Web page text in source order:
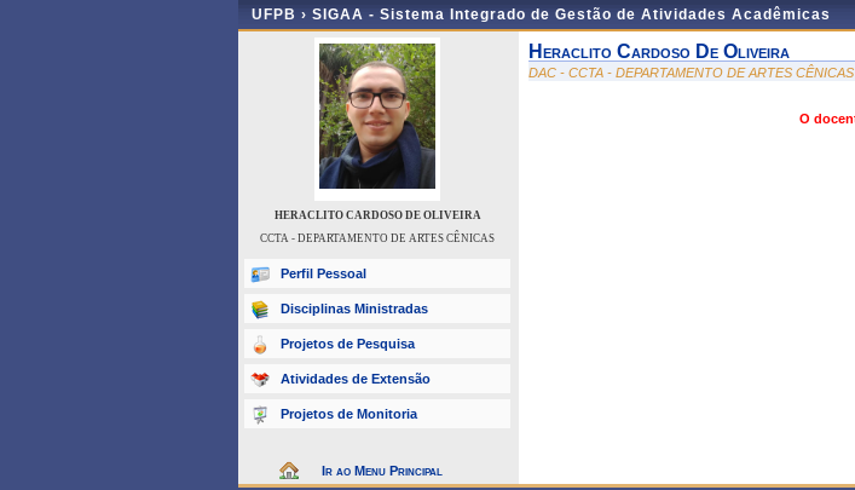
UFPB › SIGAA - Sistema Integrado de Gestão de Atividades Acadêmicas
HERACLITO CARDOSO DE OLIVEIRA
CCTA - DEPARTAMENTO DE ARTES CÊNICAS
Perfil Pessoal
Disciplinas Ministradas
Projetos de Pesquisa
Atividades de Extensão
Projetos de Monitoria
Ir ao Menu Principal
Heraclito Cardoso De Oliveira
DAC - CCTA - DEPARTAMENTO DE ARTES CÊNICAS
O